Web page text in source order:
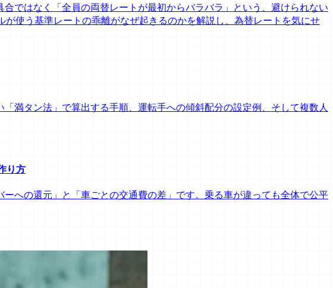
ではなく「全員の両替レートが最初からバラバラ」という、避けられない
使う基準レートの乖離がなぜ起きるのかを解説し、為替レートを気にせ
満タン法」で算出する手順、運転手への傾斜配分の設定例、そして複数人
り方
への還元」と「車ごとの交通費の差」です。乗る車が違っても全体で公平